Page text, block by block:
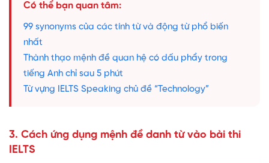
Có thể bạn quan tâm:
99 synonyms của các tính từ và động từ phổ biến
nhất
Thành thạo mệnh đề quan hệ có dấu phẩy trong
tiếng Anh chỉ sau 5 phút
Từ vựng IELTS Speaking chủ đề “Technology”
3. Cách ứng dụng mệnh đề danh từ vào bài thi
IELTS